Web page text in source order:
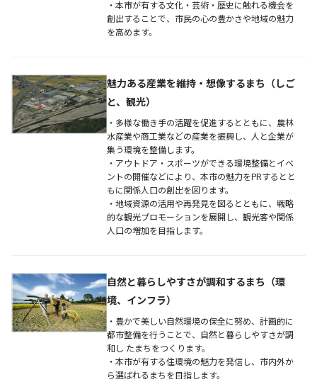
・本市が有する文化・芸術・歴史に触れる機会を
創出することで、市民の心の豊かさや地域の魅力
を高めます。
魅力ある産業を維持・想像するまち（しご
と、観光）
・多様な働き手の活躍を促進するとともに、農林
水産業や商工業などの産業を振興し、人と企業が
集う環境を整備します。
・アウトドア・スポーツができる環境整備とイベ
ントの開催などにより、本市の魅力をPRするとと
もに関係人口の創出を図ります。
・地域資源の活用や再発見を図るとともに、戦略
的な観光プロモーションを展開し、観光客や関係
人口の増加を目指します。
自然と暮らしやすさが調和するまち（環
境、インフラ）
・豊かで美しい自然環境の保全に努め、計画的に
都市整備を行うことで、自然と暮らしやすさが調
和し たまちをつくります。
・本市が有する住環境の魅力を発信し、市内外か
ら選ばれるまちを目指します。